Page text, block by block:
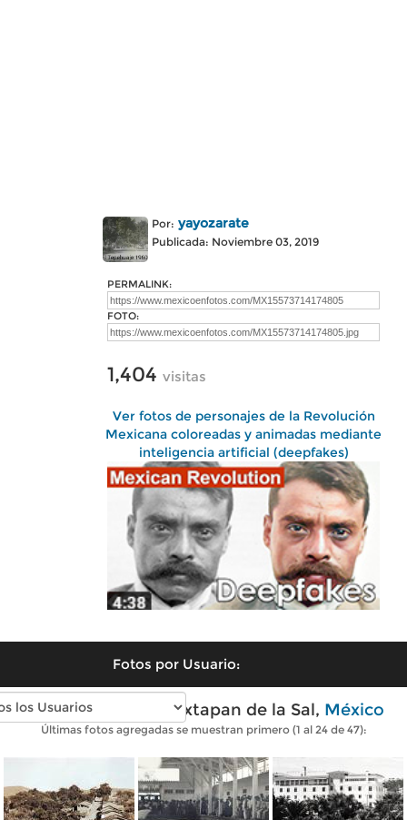
Por: yayozarate
Publicada: Noviembre 03, 2019
PERMALINK:
FOTO:
1,404 visitas
Ver fotos de personajes de la Revolución
Mexicana coloreadas y animadas mediante
inteligencia artificial (deepfakes)
Fotos por Usuario:
Fotos antiguas de Ixtapan de la Sal, México
Últimas fotos agregadas se muestran primero (1 al 24 de 47):